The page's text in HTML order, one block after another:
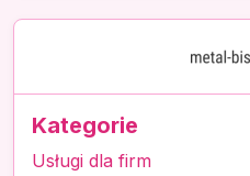
Kategorie
Usługi dla firm